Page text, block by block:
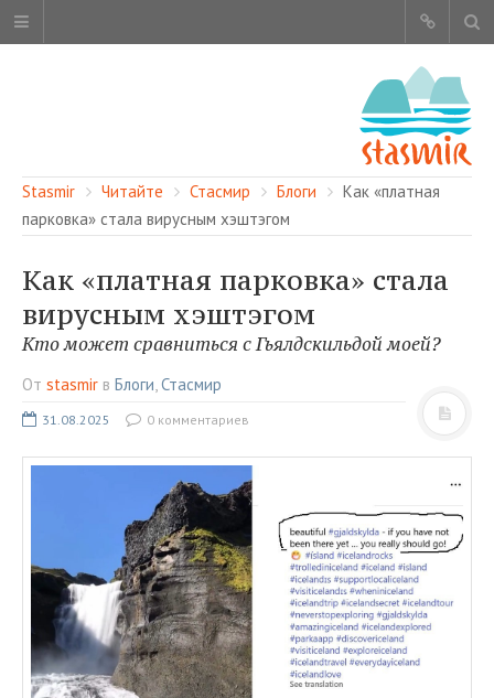
АВТОРЫ
ЧИТАЙТЕ
СМОТРИТЕ
НАШИ УСЛУГИ
ТУРЫ В ИСЛАНДИЮ
ЗАКАЖИТЕ ТУР
МЕТА
Войти
Лента записей
Stasmir Читайте Стасмир Блоги
Как «платная
парковка» стала вирусным хэштэгом
Как «платная парковка» стала
вирусным хэштэгом
Кто может сравниться с Гьялдскильдой моей?
От stasmir в Блоги Стасмир
31.08.2025 0 комментариев